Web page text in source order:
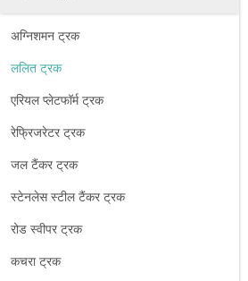
अग्निशमन ट्रक
ललित ट्रक
एरियल प्लेटफॉर्म ट्रक
रेफ्रिजरेटर ट्रक
जल टैंकर ट्रक
स्टेनलेस स्टील टैंकर ट्रक
रोड स्वीपर ट्रक
कचरा ट्रक